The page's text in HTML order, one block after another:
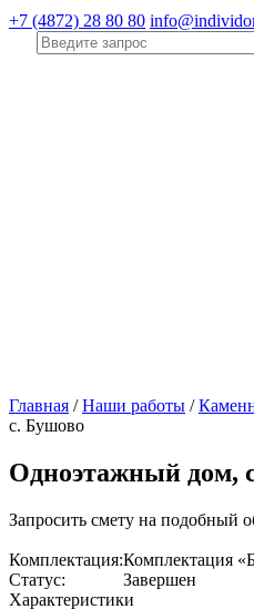
+7 (4872) 28 80 80
Главная /Наши работы /
с. Бушово
Одноэтажный дом,
Запросить смету на подобный
Комплектация:Комплектация
Статус:
Завершен
Характеристики